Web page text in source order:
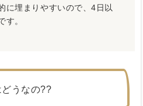
埋まりやすいので、4日以
す。
どうなの??